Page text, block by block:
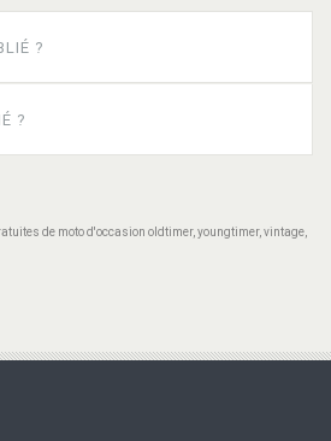
?
?
de moto d'occasion oldtimer, youngtimer, vintage,